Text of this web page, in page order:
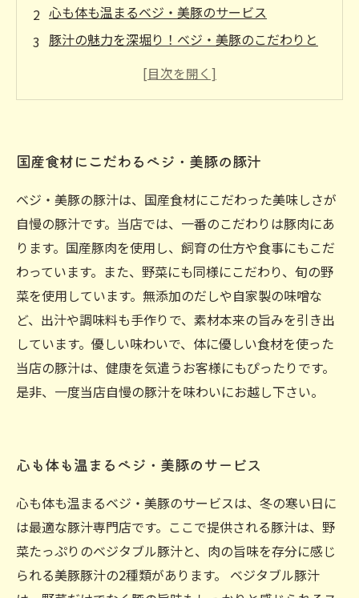
心も体も温まるベジ・美豚のサービス
豚汁の魅力を深堀り！ベジ・美豚のこだわりと
国産食材にこだわるベジ・美豚の豚汁
ベジ・美豚の豚汁は、国産食材にこだわった美味しさが
自慢の豚汁です。当店では、一番のこだわりは豚肉にあ
ります。国産豚肉を使用し、飼育の仕方や食事にもこだ
わっています。また、野菜にも同様にこだわり、旬の野
菜を使用しています。無添加のだしや自家製の味噌な
ど、出汁や調味料も手作りで、素材本来の旨みを引き出
しています。優しい味わいで、体に優しい食材を使った
当店の豚汁は、健康を気遣うお客様にもぴったりです。
是非、一度当店自慢の豚汁を味わいにお越し下さい。
心も体も温まるベジ・美豚のサービス
心も体も温まるベジ・美豚のサービスは、冬の寒い日に
は最適な豚汁専門店です。ここで提供される豚汁は、野
菜たっぷりのベジタブル豚汁と、肉の旨味を存分に感じ
られる美豚豚汁の2種類があります。 ベジタブル豚汁